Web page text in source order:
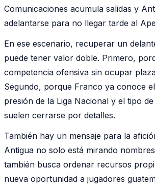
Comunicaciones acumula salidas y
adelantarse para no llegar tarde al
En ese escenario, recuperar un
puede tener valor doble. Primero,
competencia ofensiva sin ocupar
Segundo, porque Franco ya conoce
presión de la Liga Nacional y el tipo
suelen cerrarse por detalles.
También hay un mensaje para la
Antigua no solo está mirando
también busca ordenar recursos
nueva oportunidad a jugadores